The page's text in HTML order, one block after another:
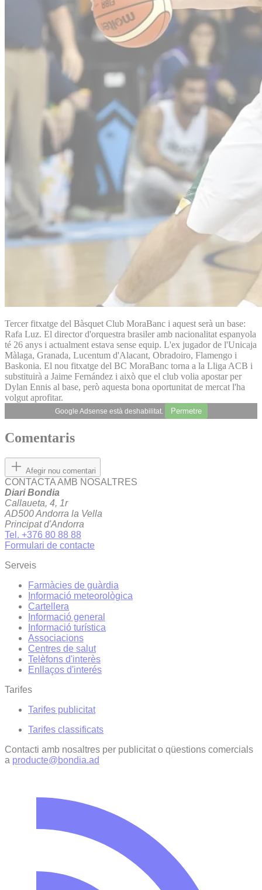
Tercer fitxatge del Bàsquet Club MoraBanc i aquest serà un base:
Rafa Luz. El director d'orquestra brasiler amb nacionalitat espanyola
té 26 anys i actualment estava sense equip. L'ex jugador de l'Unicaja
Màlaga, Granada, Lucentum d'Alacant, Obradoiro, Flamengo i
Baskonia. El nou fitxatge del BC MoraBanc torna a la Lliga ACB i
substituirà a Jaime Fernández i això que el club volia apostar per
Dylan Ennis al base, però aquesta bona oportunitat de mercat l'ha
volgut aprofitar.
Google Adsense està deshabilitat. Permetre
Comentaris
Afegir nou comentari
CONTACTA AMB NOSALTRES
Diari Bondia
Callaueta, 4, 1r
AD500 Andorra la Vella
Principat d'Andorra
Tel. +376 80 88 88
Formulari de contacte
Serveis
Farmàcies de guàrdia
Informació meteorològica
Cartellera
Informació general
Informació turística
Associacions
Centres de salut
Telèfons d'interès
Enllaços d'interés
Tarifes
Tarifes publicitat
Tarifes classificats
Contacti amb nosaltres per publicitat o qüestions comercials
a producte@bondia.ad